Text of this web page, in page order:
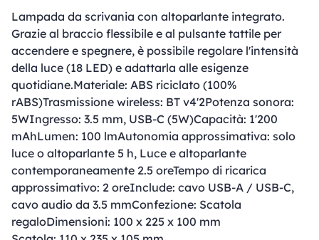
Lampada da scrivania con altoparlante integrato.
Grazie al braccio flessibile e al pulsante tattile per
accendere e spegnere, è possibile regolare l'intensità
della luce (18 LED) e adattarla alle esigenze
quotidiane.Materiale: ABS riciclato (100%
rABS)Trasmissione wireless: BT v4'2Potenza sonora:
5WIngresso: 3.5 mm, USB-C (5W)Capacità: 1'200
mAhLumen: 100 lmAutonomia approssimativa: solo
luce o altoparlante 5 h, Luce e altoparlante
contemporaneamente 2.5 oreTempo di ricarica
approssimativo: 2 oreInclude: cavo USB-A / USB-C,
cavo audio da 3.5 mmConfezione: Scatola
regaloDimensioni: 100 x 225 x 100 mm